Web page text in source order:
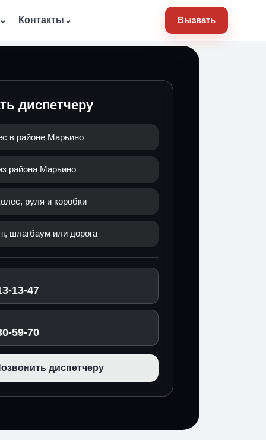
Контакты ⌄ Вызвать
диспетчеру
в районе Марьино
района Марьино
руля и коробки
шлагбаум или дорога
13-47
59-70
диспетчеру